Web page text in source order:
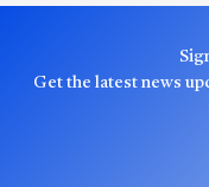
Get the latest news